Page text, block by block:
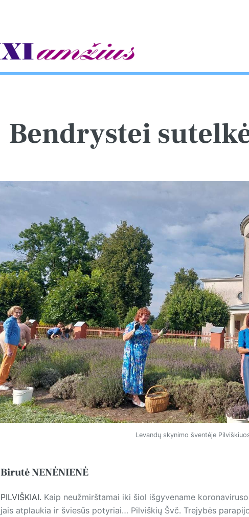
Bendrystei
Levandų skynimo šventėje
Birutė NENĖNIENĖ
PILVIŠKIAI. Kaip neužmirštamai iki šiol išgyvename
jais atplaukia ir šviesūs potyriai… Pilviškių Švč. Trejybės